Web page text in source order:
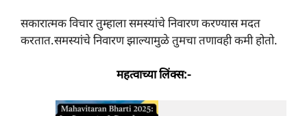
सकारात्मक विचार तुम्हाला समस्यांचे निवारण करण्यास मदत
करतात.समस्यांचे निवारण झाल्यामुळे तुमचा तणावही कमी होतो.
महत्वाच्या लिंक्स:-